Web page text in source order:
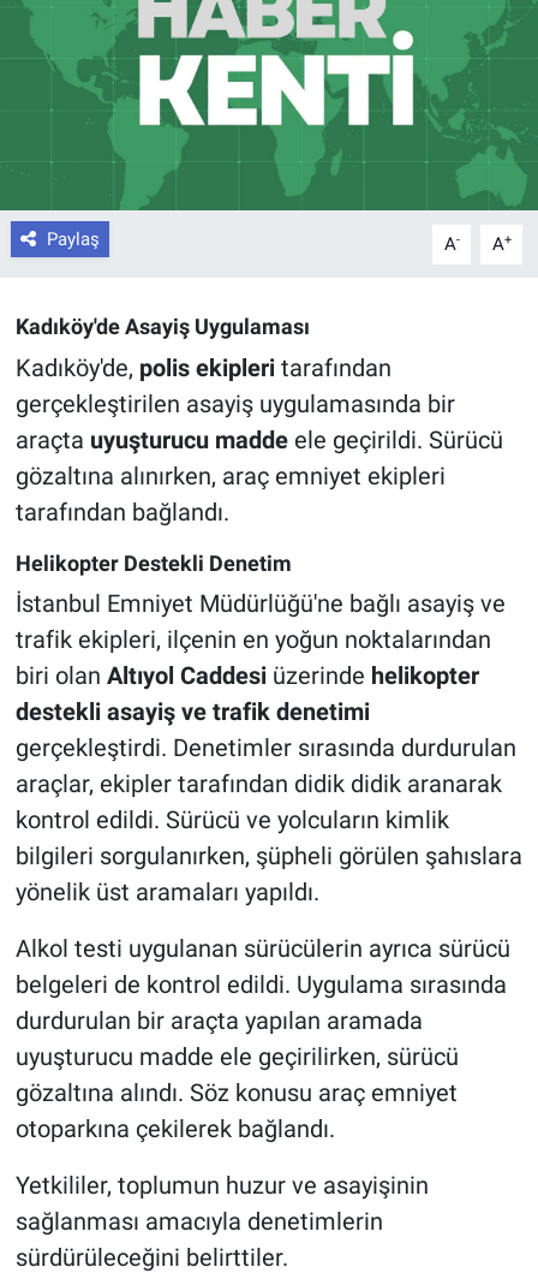
Paylaş A- A+
Kadıköy'de Asayiş Uygulaması
Kadıköy'de, polis ekipleritarafından
gerçekleştirilen asayiş uygulamasında bir
araçta uyuşturucu maddeele geçirildi. Sürücü
gözaltına alınırken, araç emniyet ekipleri
tarafından bağlandı.
Helikopter Destekli Denetim
İstanbul Emniyet Müdürlüğü'ne bağlı asayiş ve
trafik ekipleri, ilçenin en yoğun noktalarından
biri olan Altıyol Caddesiüzerinde helikopter
destekli asayiş ve trafik denetimi
gerçekleştirdi. Denetimler sırasında durdurulan
araçlar, ekipler tarafından didik didik aranarak
kontrol edildi. Sürücü ve yolcuların kimlik
bilgileri sorgulanırken, şüpheli görülen şahıslara
yönelik üst aramaları yapıldı.
Alkol testi uygulanan sürücülerin ayrıca sürücü
belgeleri de kontrol edildi. Uygulama sırasında
durdurulan bir araçta yapılan aramada
uyuşturucu madde ele geçirilirken, sürücü
gözaltına alındı. Söz konusu araç emniyet
otoparkına çekilerek bağlandı.
Yetkililer, toplumun huzur ve asayişinin
sağlanması amacıyla denetimlerin
sürdürüleceğini belirttiler.